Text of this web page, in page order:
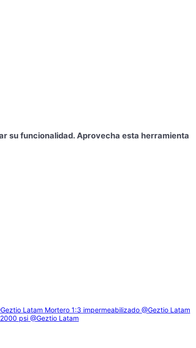
su funcionalidad. Aprovecha esta herramienta
Latam Mortero 1:3 impermeabilizado @Geztio Latam
psi @Geztio Latam